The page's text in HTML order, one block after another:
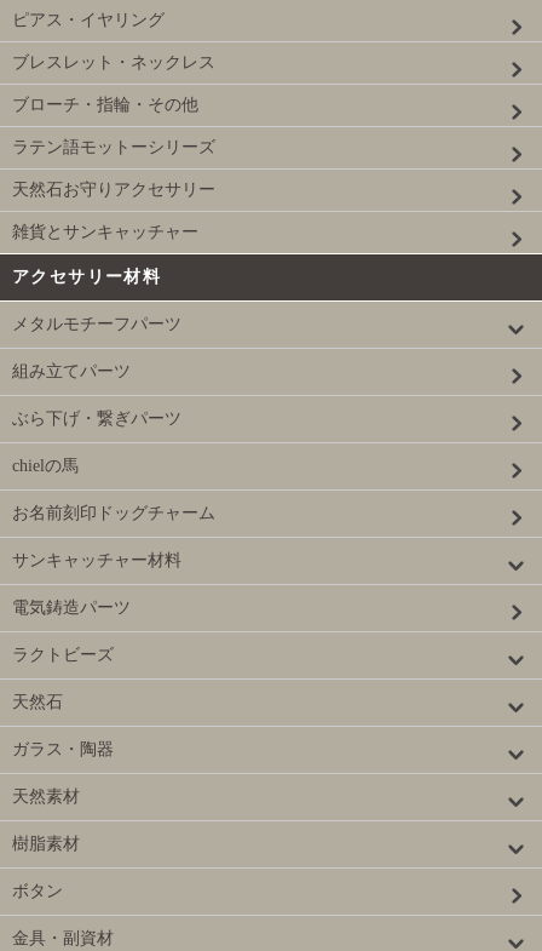
ピアス・イヤリング
ブレスレット・ネックレス
ブローチ・指輪・その他
ラテン語モットーシリーズ
天然石お守りアクセサリー
雑貨とサンキャッチャー
アクセサリー材料
メタルモチーフパーツ
組み立てパーツ
ぶら下げ・繋ぎパーツ
chielの馬
お名前刻印ドッグチャーム
サンキャッチャー材料
電気鋳造パーツ
ラクトビーズ
天然石
ガラス・陶器
天然素材
樹脂素材
ボタン
金具・副資材